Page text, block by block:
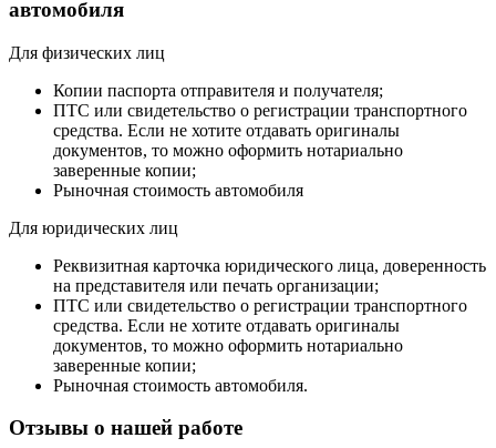
автомобиля
Для физических лиц
Копии паспорта отправителя и получателя;
ПТС или свидетельство о регистрации транспортного
средства. Если не хотите отдавать оригиналы
документов, то можно оформить нотариально
заверенные копии;
Рыночная стоимость автомобиля
Для юридических лиц
Реквизитная карточка юридического лица, доверенность
на представителя или печать организации;
ПТС или свидетельство о регистрации транспортного
средства. Если не хотите отдавать оригиналы
документов, то можно оформить нотариально
заверенные копии;
Рыночная стоимость автомобиля.
Отзывы о нашей работе